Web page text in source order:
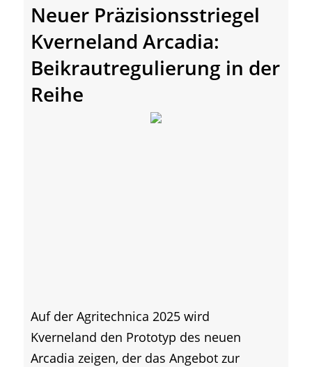
Neuer Präzisionsstriegel
Kverneland Arcadia:
Beikrautregulierung in der
Reihe
Auf der Agritechnica 2025 wird
Kverneland den Prototyp des neuen
Arcadia zeigen, der das Angebot zur